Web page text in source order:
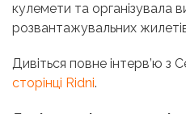
кулемети та організувала
розвантажувальних
Дивіться повне інтерв’ю з
сторінці Ridni.